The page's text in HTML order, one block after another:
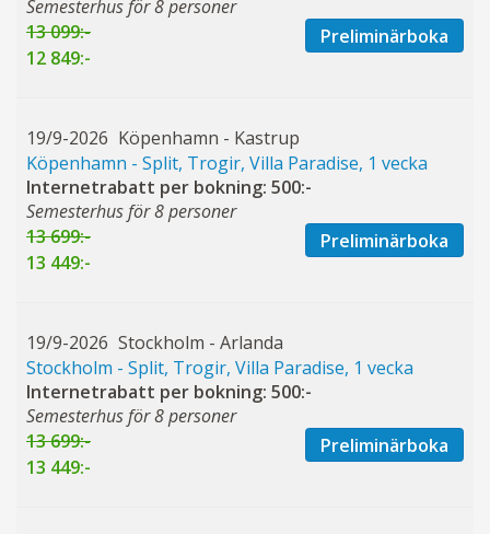
Semesterhus för 8 personer
13 099:-
12 849:-
Preliminärboka
19/9-2026 Köpenhamn - Kastrup
Köpenhamn - Split, Trogir, Villa Paradise, 1 vecka
Internetrabatt per bokning: 500:-
Semesterhus för 8 personer
13 699:-
13 449:-
Preliminärboka
19/9-2026 Stockholm - Arlanda
Stockholm - Split, Trogir, Villa Paradise, 1 vecka
Internetrabatt per bokning: 500:-
Semesterhus för 8 personer
13 699:-
13 449:-
Preliminärboka